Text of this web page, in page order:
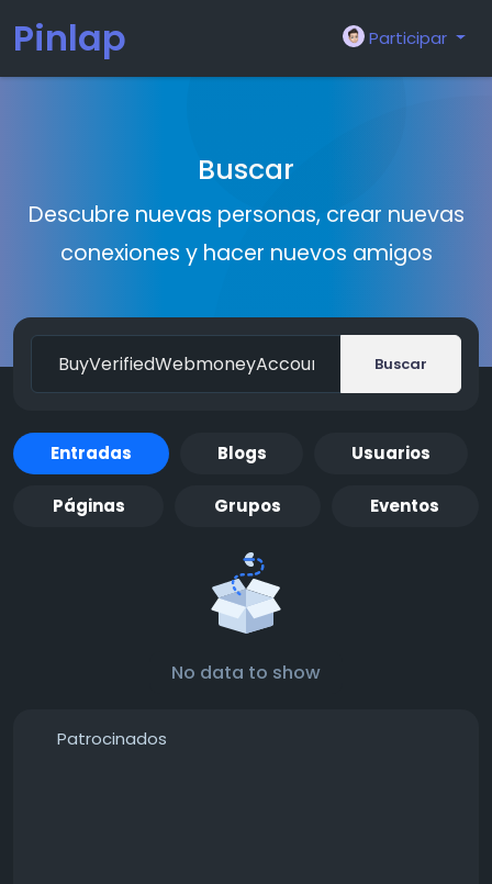
Pinlap Participar
Buscar
Descubre nuevas personas, crear nuevas
conexiones y hacer nuevos amigos
Buscar
Entradas Blogs Usuarios
Páginas Grupos Eventos
No data to show
Patrocinados